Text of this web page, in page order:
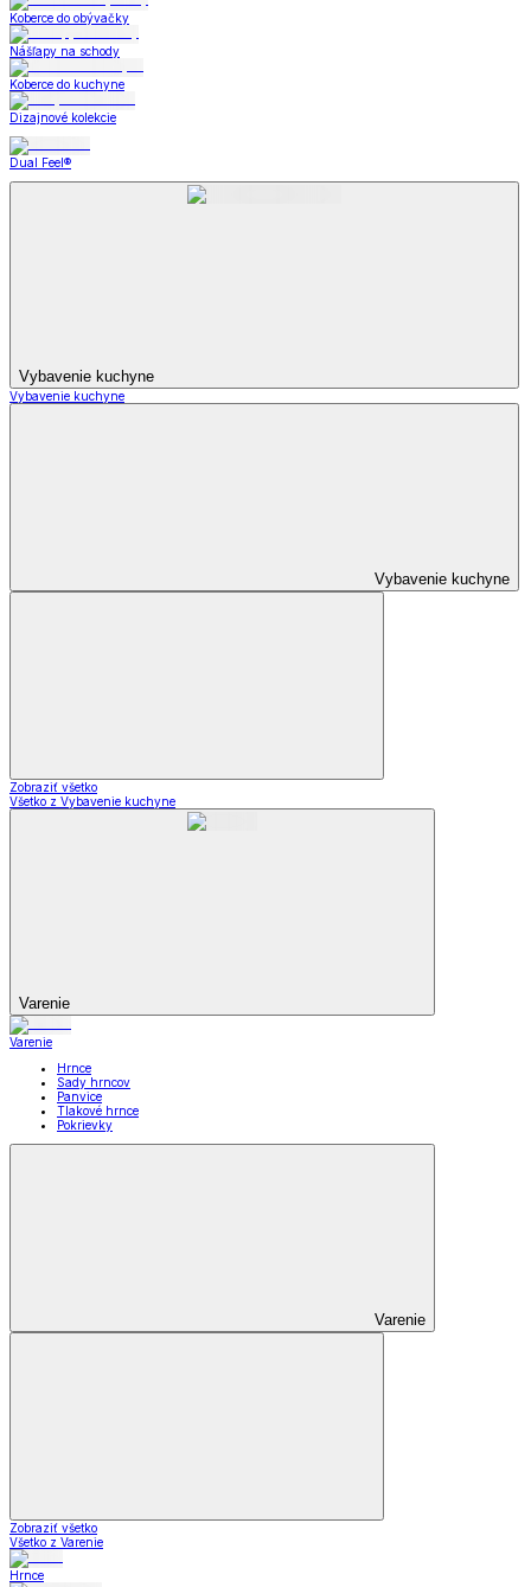
Koberce do obývačky
Nášľapy na schody
Koberce do kuchyne
Dizajnové kolekcie
Dual Feel®
Vybavenie kuchyne
Vybavenie kuchyne
Vybavenie kuchyne
Zobraziť všetko
Všetko z Vybavenie kuchyne
Varenie
Varenie
Hrnce
Sady hrncov
Panvice
Tlakové hrnce
Pokrievky
Varenie
Zobraziť všetko
Všetko z Varenie
Hrnce